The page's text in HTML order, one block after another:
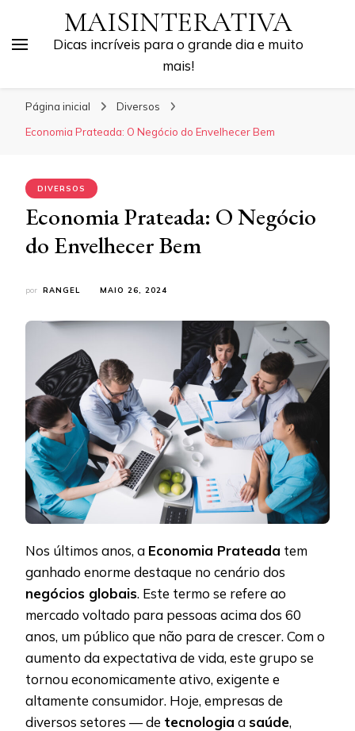
MAISINTERATIVA
Dicas incríveis para o grande dia e muito
mais!
Página inicial
Diversos
Economia Prateada: O Negócio do Envelhecer Bem
DIVERSOS
Economia Prateada: O Negócio
do Envelhecer Bem
por RANGEL MAIO 26, 2024
Nos últimos anos, a Economia Prateada tem
ganhado enorme destaque no cenário dos
negócios globais. Este termo se refere ao
mercado voltado para pessoas acima dos 60
anos, um público que não para de crescer. Com o
aumento da expectativa de vida, este grupo se
tornou economicamente ativo, exigente e
altamente consumidor. Hoje, empresas de
diversos setores — de tecnologia asaúde,